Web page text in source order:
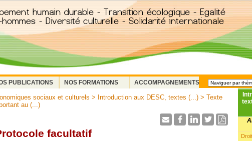
PUBLICATIONS NOS FORMATIONS
ACCOMPAGNEMENTS
sociaux et culturels > Introduction aux DESC, textes (...) > Texte
au (...)
facultatif